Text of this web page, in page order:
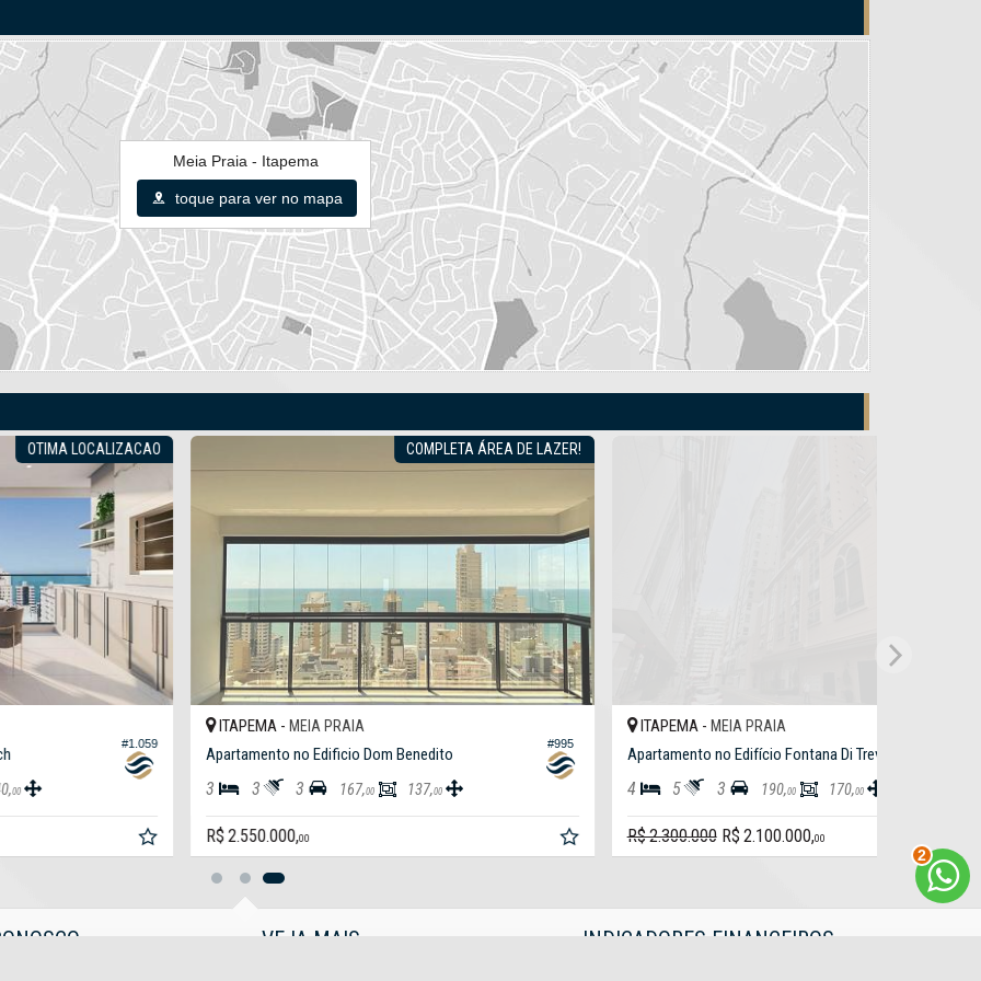
Meia Praia - Itapema
toque para ver no mapa
LAZER COMPLETO
MEIA PRAIA
Apartamento no Edifício Fontana Di Trevi
190, 00 170,
R$ 2.300.000 R$ 2.100.000,00
MEIA PRAIA
Apartamento no Edifício El Lyon Residence
210, 00 190,
R$ 3.500.000,00
VEJA MAIS INDICADORES FINANCEIROS